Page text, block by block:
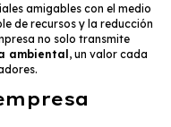
amigables con el medio
de recursos y la reducción
no solo transmite
ambiental , un valor cada